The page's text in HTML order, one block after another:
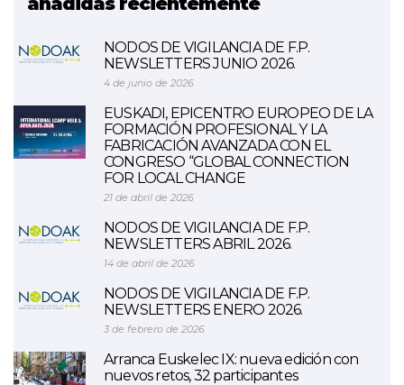
NODOS DE VIGILANCIA DE F.P.
NEWSLETTERS JUNIO 2026.
4 de junio de 2026
EUSKADI, EPICENTRO EUROPEO DE LA
FORMACIÓN PROFESIONAL Y LA
FABRICACIÓN AVANZADA CON EL
CONGRESO “GLOBAL CONNECTION
FOR LOCAL CHANGE
21 de abril de 2026
NODOS DE VIGILANCIA DE F.P.
NEWSLETTERS ABRIL 2026.
14 de abril de 2026
NODOS DE VIGILANCIA DE F.P.
NEWSLETTERS ENERO 2026.
3 de febrero de 2026
Arranca Euskelec IX: nueva edición con
nuevos retos, 32 participantes